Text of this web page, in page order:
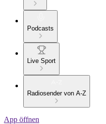
Podcasts
Live Sport
Radiosender von A-Z
App öffnen